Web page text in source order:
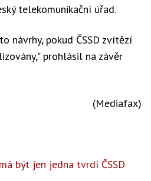
telekomunikační úřad.
návrhy, pokud ČSSD zvítězí
prohlásil na závěr
(Mediafax)
být jen jedna tvrdí ČSSD